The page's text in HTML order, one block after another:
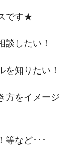
です★
談したい！
を知りたい！
方をイメージ
等など･･･